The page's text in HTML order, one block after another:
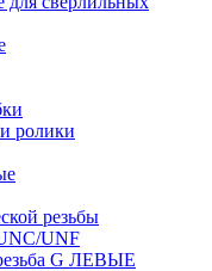
ролики
резьбы
UNF
G ЛЕВЫЕ